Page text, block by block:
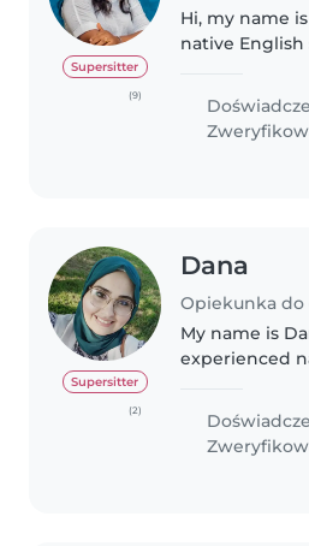
Supersitter
(9)
Hi, my name
native English
A2 level. I'm a
caring for
natural to me.
Supersitter
(2)
Dana
My name is
experienced
husband for
half. I speak
some basic Polish.